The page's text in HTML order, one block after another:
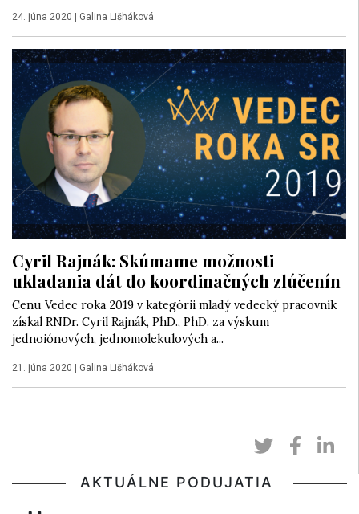
24. júna 2020 Galina Lišháková
Cyril Rajnák: Skúmame možnosti
ukladania dát do koordinačných zlúčenín
Cenu Vedec roka 2019 v kategórii mladý vedecký pracovník
získal RNDr. Cyril Rajnák, PhD., PhD. za výskum
jednoiónových, jednomolekulových a...
21. júna 2020 Galina Lišháková
AKTUÁLNE PODUJATIA